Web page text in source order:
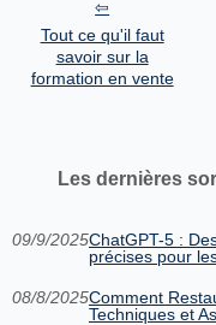
Tout ce qu'il faut
savoir sur la
formation en vente
Les dernières
09/9/2025ChatGPT-5 :
précises pour
08/8/2025Comment
Techniques et